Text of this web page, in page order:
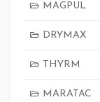
MAGPUL
DRYMAX
THYRM
MARATAC